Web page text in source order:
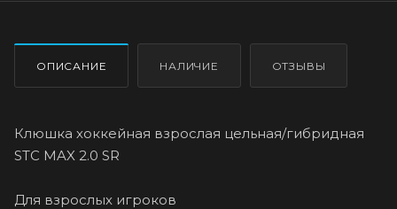
ОПИСАНИЕ НАЛИЧИЕ ОТЗЫВЫ
Клюшка хоккейная взрослая цельная/гибридная
STC MAX 2.0 SR
Для взрослых игроков